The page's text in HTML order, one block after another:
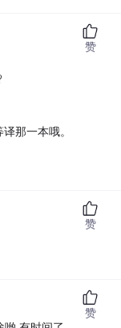
那一本哦。
赞
赞
赞